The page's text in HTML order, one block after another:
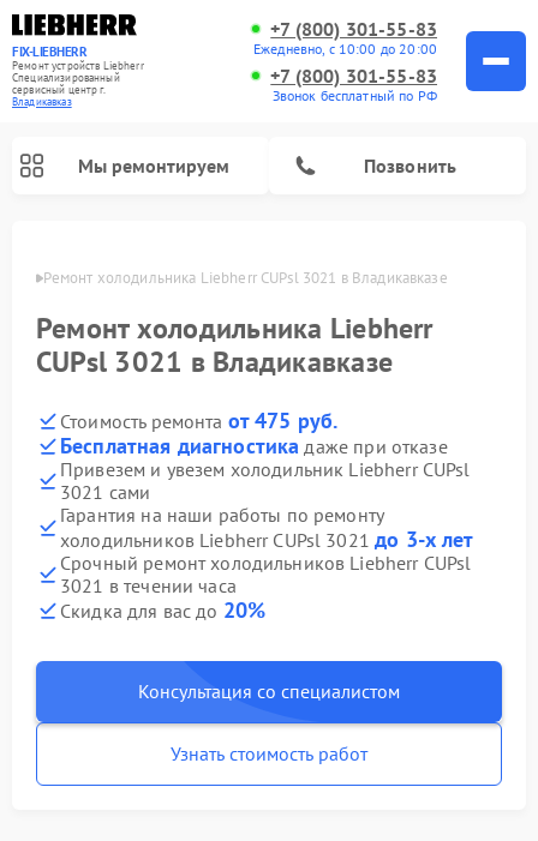
FIX-LIEBHERR
Ремонт устройств Liebherr
Специализированный
cервисный центр г.
Владикавказ
+7 (800) 301-55-83
Ежедневно, с 10:00 до 20:00
+7 (800) 301-55-83
Звонок бесплатный по РФ
Мы ремонтируем Позвонить
Ремонт холодильника Liebherr CUPsl 3021 в Владикавказе
Ремонт холодильника Liebherr
CUPsl 3021 в Владикавказе
Стоимость ремонта от 475 руб.
Бесплатная диагностика даже при отказе
Привезем и увезем холодильник Liebherr CUPsl
3021 сами
Гарантия на наши работы по ремонту
холодильников Liebherr CUPsl 3021до 3-х лет
Срочный ремонт холодильников Liebherr CUPsl
3021 в течении часа
Скидка для вас до 20%
Консультация со специалистом
Узнать стоимость работ